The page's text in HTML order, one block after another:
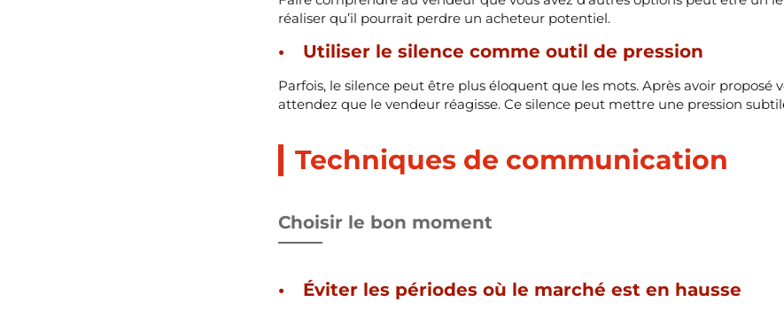
réaliser qu’il pourrait perdre un acheteur potentiel.
Utiliser le silence comme outil de pression
Parfois, le silence peut être plus éloquent que les mots. Après avoir proposé
attendez que le vendeur réagisse. Ce silence peut mettre une pression
Techniques de communication
Choisir le bon moment
Éviter les périodes où le marché est en hausse